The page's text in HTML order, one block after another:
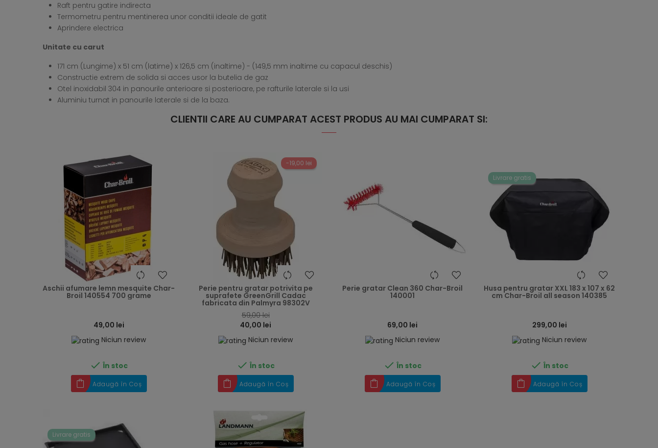
Raft pentru gatire indirecta
Termometru pentru mentinerea unor conditii ideale de gatit
Aprindere electrica
Unitate cu carut
171 cm (Lungime) x 51 cm (latime) x 126,5 cm (inaltime) - (149,5 mm inaltime cu capacul deschis)
Constructie extrem de solida si acces usor la butelia de gaz
Otel inoxidabil 304 in panourile anterioare si posterioare, pe rafturile laterale si la usi
Aluminiu turnat in panourile laterale si de la baza.
CLIENTII CARE AU CUMPARAT ACEST PRODUS AU MAI CUMPARAT SI:
heart
Aschii afumare lemn mesquite Char-
Broil 140554 700 grame
49,00 lei
Niciun review
 În stoc
Adaugă în Coș
-19,00 lei
heart
Perie pentru gratar potrivita pe
suprafete GreenGrill Cadac
fabricata din Palmyra 98302V
59,00 lei
40,00 lei
Niciun review
 În stoc
Adaugă în Coș
heart
Perie gratar Clean 360 Char-Broil
140001
69,00 lei
Niciun review
 În stoc
Adaugă în Coș
Livrare gratis
heart
Husa pentru gratar XXL 183 x 107 x 62
cm Char-Broil all season 140385
299,00 lei
Niciun review
 În stoc
Adaugă în Coș
Livrare gratis